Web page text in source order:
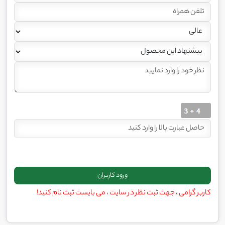
کاربر گرامی ، جهت ثبت نظر در سایت ، می بایست ثبت نام کنید!